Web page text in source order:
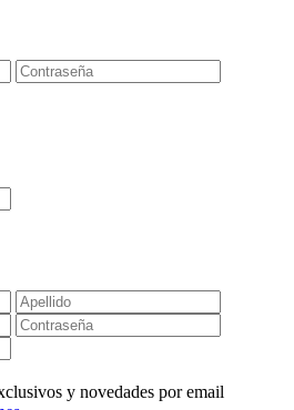
y novedades por email